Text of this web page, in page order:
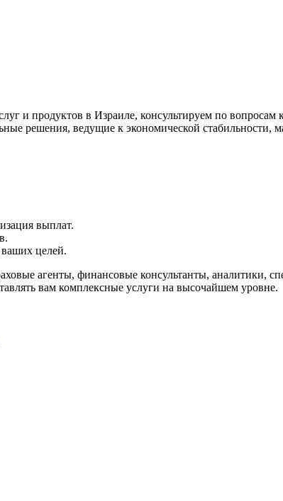
и продуктов в Израиле, консультируем по вопросам
решения, ведущие к экономической стабильности,
выплат.
ваших целей.
агенты, финансовые консультанты, аналитики,
вам комплексные услуги на высочайшем уровне.